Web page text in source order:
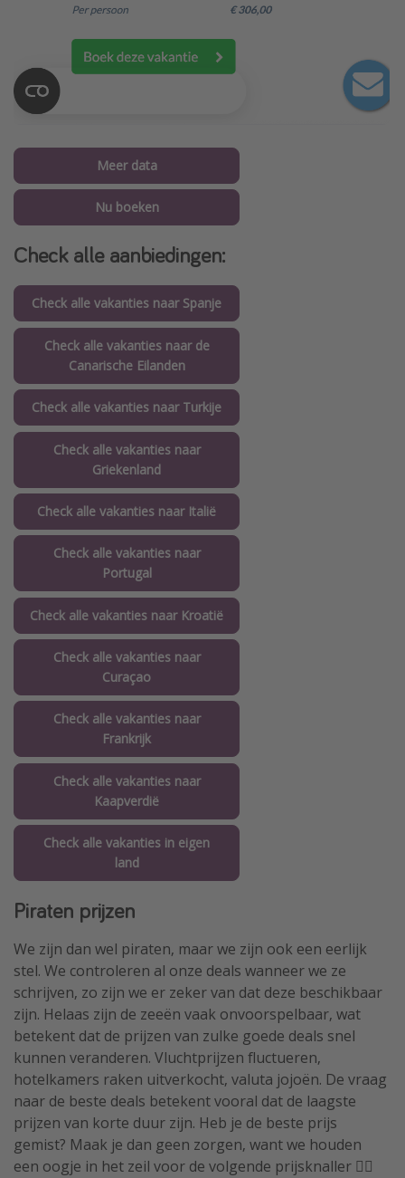
Meer data
Nu boeken
Check alle aanbiedingen:
Check alle vakanties naar Spanje
Check alle vakanties naar de
Canarische Eilanden
Check alle vakanties naar Turkije
Check alle vakanties naar
Griekenland
Check alle vakanties naar Italië
Check alle vakanties naar
Portugal
Check alle vakanties naar Kroatië
Check alle vakanties naar
Curaçao
Check alle vakanties naar
Frankrijk
Check alle vakanties naar
Kaapverdië
Check alle vakanties in eigen
land
Piraten prijzen
We zijn dan wel piraten, maar we zijn ook een eerlijk
stel. We controleren al onze deals wanneer we ze
schrijven, zo zijn we er zeker van dat deze beschikbaar
zijn. Helaas zijn de zeeën vaak onvoorspelbaar, wat
betekent dat de prijzen van zulke goede deals snel
kunnen veranderen. Vluchtprijzen fluctueren,
hotelkamers raken uitverkocht, valuta jojoën. De vraag
naar de beste deals betekent vooral dat de laagste
prijzen van korte duur zijn. Heb je de beste prijs
gemist? Maak je dan geen zorgen, want we houden
een oogje in het zeil voor de volgende prijsknaller 🏴‍☠️